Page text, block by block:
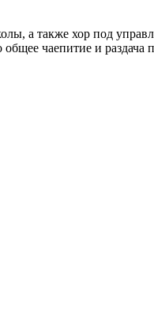
а также хор под
чаепитие и раздача